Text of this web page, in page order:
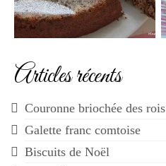
Articles récents
Couronne briochée des rois
Galette franc comtoise
Biscuits de Noël